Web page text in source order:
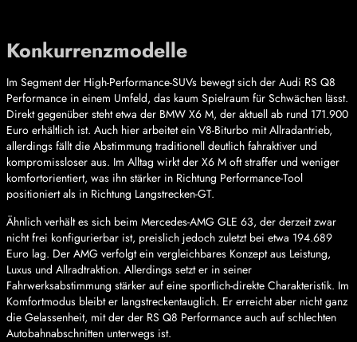
Konkurrenzmodelle
Im Segment der High-Performance-SUVs bewegt sich der Audi RS Q8
Performance in einem Umfeld, das kaum Spielraum für Schwächen lässt.
Direkt gegenüber steht etwa der BMW X6 M, der aktuell ab rund 171.900
Euro erhältlich ist. Auch hier arbeitet ein V8-Biturbo mit Allradantrieb,
allerdings fällt die Abstimmung traditionell deutlich fahraktiver und
kompromissloser aus. Im Alltag wirkt der X6 M oft straffer und weniger
komfortorientiert, was ihn stärker in Richtung Performance-Tool
positioniert als in Richtung Langstrecken-GT.
Ähnlich verhält es sich beim Mercedes-AMG GLE 63, der derzeit zwar
nicht frei konfigurierbar ist, preislich jedoch zuletzt bei etwa 194.689
Euro lag. Der AMG verfolgt ein vergleichbares Konzept aus Leistung,
Luxus und Allradtraktion. Allerdings setzt er in seiner
Fahrwerksabstimmung stärker auf eine sportlich-direkte Charakteristik. Im
Komfortmodus bleibt er langstreckentauglich. Er erreicht aber nicht ganz
die Gelassenheit, mit der der RS Q8 Performance auch auf schlechten
Autobahnabschnitten unterwegs ist.